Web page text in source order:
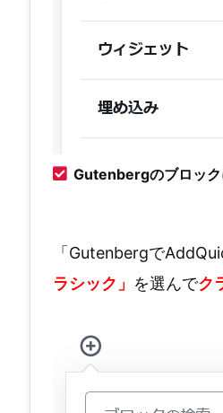
Gutenbergのブロッ
「Gutenbergで
ラシック」 を選んでク